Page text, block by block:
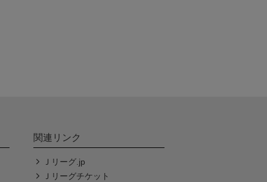
関連リンク
Ｊリーグ.jp
Ｊリーグチケット